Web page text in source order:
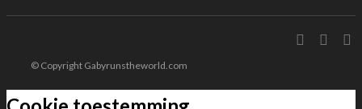
© Copyright Gabyrunstheworld.com